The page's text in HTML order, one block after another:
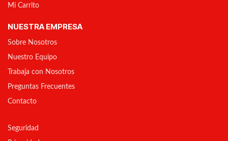
Mi Carrito
NUESTRA EMPRESA
Sobre Nosotros
Nuestro Equipo
Trabaja con Nosotros
Preguntas Frecuentes
Contacto
Seguridad